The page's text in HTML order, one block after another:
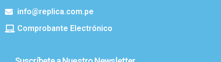
info@replica.com.pe
Comprobante Electrónico